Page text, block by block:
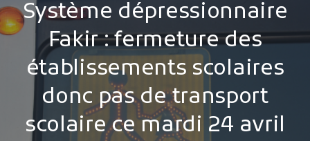
Espace Pédagogique
RECHERCHE
CALENDRIERS DE COLLECTE
Système dépressionnaire
Fakir : fermeture des
établissements scolaires
donc pas de transport
scolaire ce mardi 24 avril